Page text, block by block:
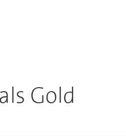
Gold